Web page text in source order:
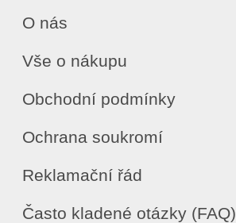
O nás
Vše o nákupu
Obchodní podmínky
Ochrana soukromí
Reklamační řád
Často kladené otázky (FAQ)